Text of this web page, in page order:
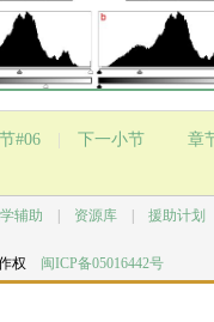
#06 下一小节 章
辅助 资源库 援助计划
权 闽ICP备05016442号